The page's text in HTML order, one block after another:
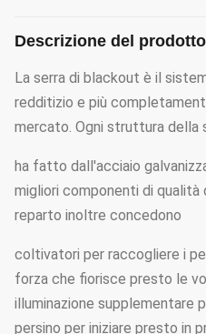
Descrizione del prodotto
La serra di blackout è il
redditizio e più
mercato. Ogni struttura della
ha fatto dall'acciaio
migliori componenti di qualità
reparto inoltre concedono
coltivatori per raccogliere i
forza che fiorisce presto le
illuminazione supplementare
persino per iniziare presto in